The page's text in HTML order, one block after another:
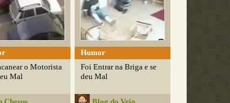
o Motorista
Mal
Humor
Foi Entrar na Briga e se
deu Mal